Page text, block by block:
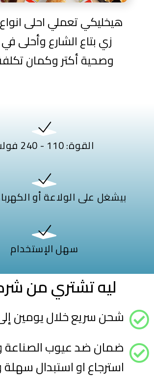
هيخليكي تعملي احلى
زي بتاع الشارع وأحلى في
وصحية أكتر وكمان
القوة: 110 - 240 فولت
بيشغل على الولاعة أو
سهل الإستخدام
شحن سريع خلال يومين
ضمان ضد عيوب الصناعة
استرجاع او استبدال